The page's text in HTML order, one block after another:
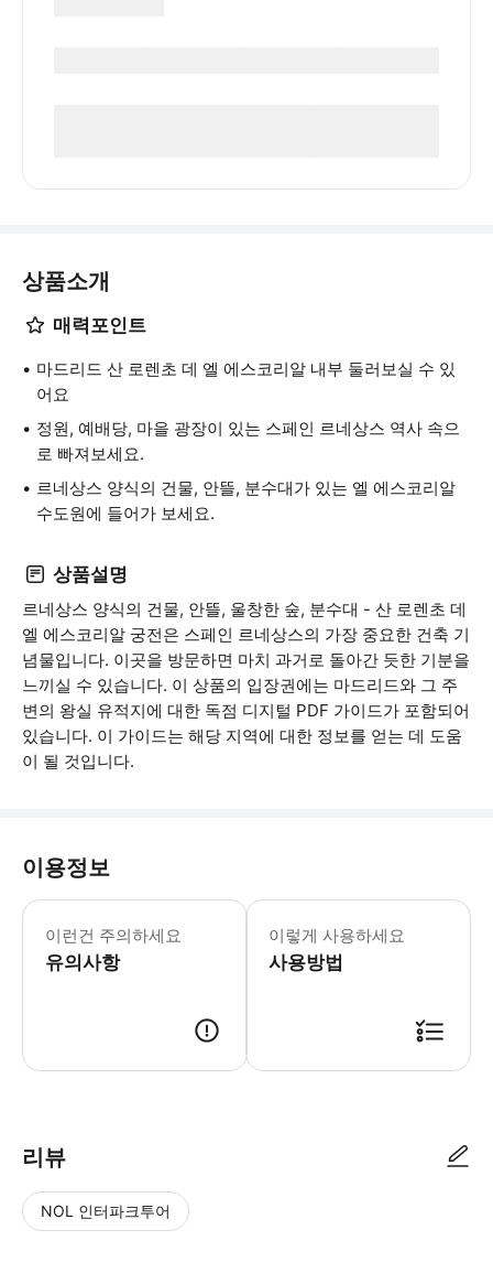
상품소개
매력포인트
마드리드 산 로렌초 데 엘 에스코리알 내부 둘러보실 수 있
어요
정원, 예배당, 마을 광장이 있는 스페인 르네상스 역사 속으
로 빠져보세요.
르네상스 양식의 건물, 안뜰, 분수대가 있는 엘 에스코리알
수도원에 들어가 보세요.
상품설명
르네상스 양식의 건물, 안뜰, 울창한 숲, 분수대 - 산 로렌초 데
엘 에스코리알 궁전은 스페인 르네상스의 가장 중요한 건축 기
념물입니다. 이곳을 방문하면 마치 과거로 돌아간 듯한 기분을
느끼실 수 있습니다. 이 상품의 입장권에는 마드리드와 그 주
변의 왕실 유적지에 대한 독점 디지털 PDF 가이드가 포함되어
있습니다. 이 가이드는 해당 지역에 대한 정보를 얻는 데 도움
이 될 것입니다.
이용정보
이런건 주의하세요
유의사항
어린이 규정 - 5세 미만 어린이는 무
이렇게 사용하세요
사용방법
리뷰
NOL 인터파크투어